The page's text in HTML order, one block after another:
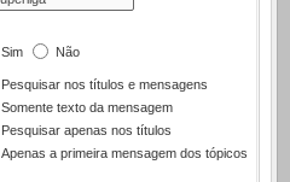
Sim Não
Pesquisar nos títulos e mensagens
Somente texto da mensagem
Pesquisar apenas nos títulos
Apenas a primeira mensagem dos tópicos